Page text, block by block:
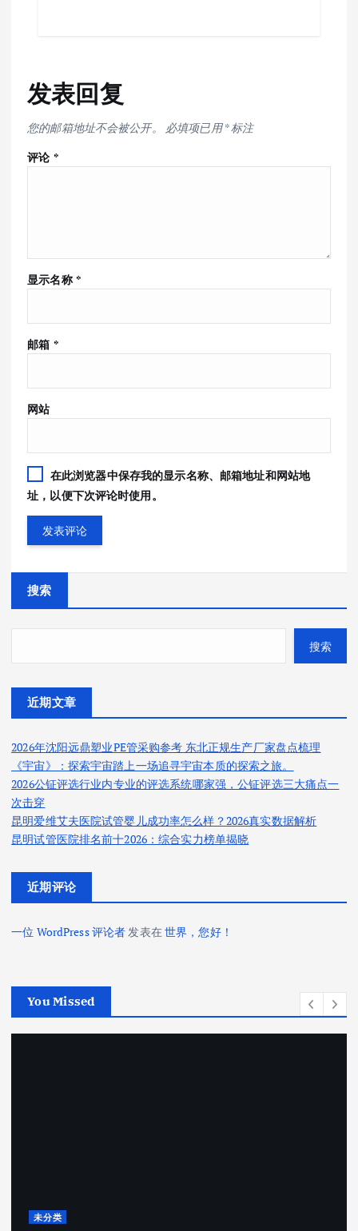
发表回复
您的邮箱地址不会被公开。 必填项已用*标注
评论 *
显示名称 *
邮箱 *
网站
在此浏览器中保存我的显示名称、邮箱地址和网站地
址，以便下次评论时使用。
搜索
搜索
近期文章
2026年沈阳远鼎塑业PE管采购参考 东北正规生产厂家盘点梳理
《宇宙》：探索宇宙踏上一场追寻宇宙本质的探索之旅。
2026公钲评选行业内专业的评选系统哪家强，公钲评选三大痛点一
次击穿
昆明爱维艾夫医院试管婴儿成功率怎么样？2026真实数据解析
昆明试管医院排名前十2026：综合实力榜单揭晓
近期评论
一位 WordPress 评论者发表在世界，您好！
You Missed
未分类